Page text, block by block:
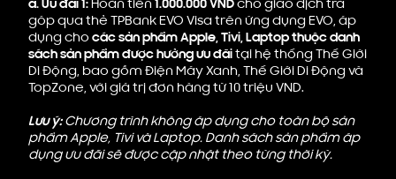
a.Ưu đãi 1: Hoàn tiền 1.000.000 VNDcho giao dịch trả
góp qua thẻ TPBank EVO Visa trên ứng dụng EVO, áp
dụng cho các sản phẩm Apple, Tivi, Laptop thuộc danh
sách sản phẩm được hưởng ưu đãitại hệ thống Thế Giới
Di Động, bao gồm Điện Máy Xanh, Thế Giới Di Động và
TopZone, với giá trị đơn hàng từ 10 triệu VND.
Lưu ý:Chương trình không áp dụng cho toàn bộ sản
phẩm Apple, Tivi và Laptop. Danh sách sản phẩm áp
dụng ưu đãi sẽ được cập nhật theo từng thời kỳ.